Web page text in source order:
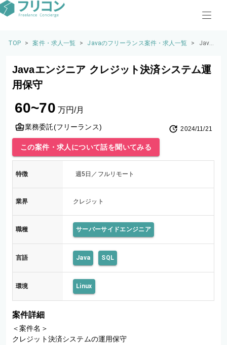
TOP > 案件・求人一覧 > Javaのフリーランス案件・求人一覧 >
Java
ア ク
運用
Javaエンジニア クレジット決済システム運
用保守
60~70 万円/月
業務委託(フリーランス) 2024/11/21
この案件・求人について話を聞いてみる
特徴 週5日／フルリモート
業界 クレジット
職種 サーバーサイドエンジニア
言語 Java SQL
環境 Linux
案件詳細
＜案件名＞
クレジット決済システムの運用保守